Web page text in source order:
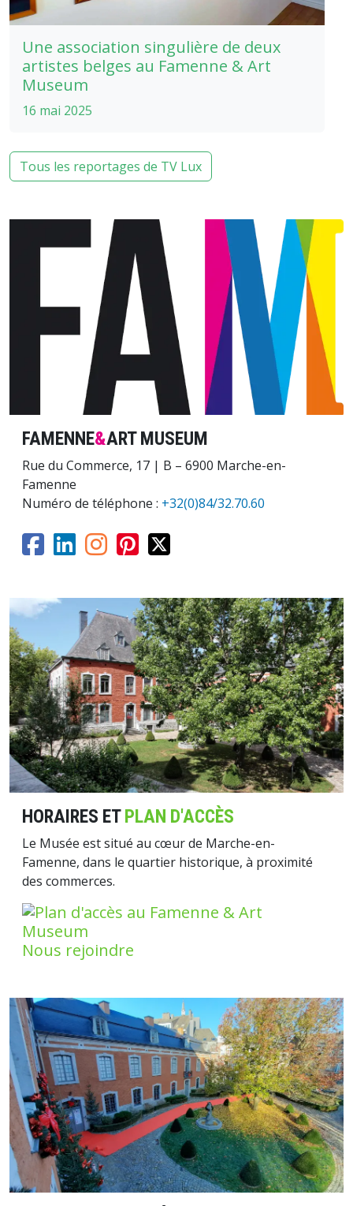
Une association singulière de deux
artistes belges au Famenne & Art
Museum
16 mai 2025
Tous les reportages de TV Lux
FAMENNE&ART MUSEUM
Rue du Commerce, 17 | B – 6900 Marche-en-
Famenne
Numéro de téléphone : +32(0)84/32.70.60
Image
HORAIRES ETPLAN D'ACCÈS
Le Musée est situé au cœur de Marche-en-
Famenne, dans le quartier historique, à proximité
des commerces.
Nous rejoindre
Image